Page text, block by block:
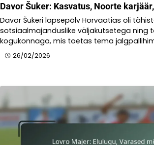
Davor Šuker: Kasvatus, Noorte
Davor Šukeri lapsepõlv Horvaatias oli
sotsiaalmajanduslike väljakutsetega ning
kogukonnaga, mis toetas tema
26/02/2026